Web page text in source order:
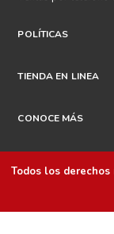
POLÍTICAS
TIENDA EN LINEA
CONOCE MÁS
Todos los derechos